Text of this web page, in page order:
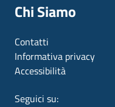
Chi Siamo
Contatti
Informativa privacy
Accessibilità
Seguici su: